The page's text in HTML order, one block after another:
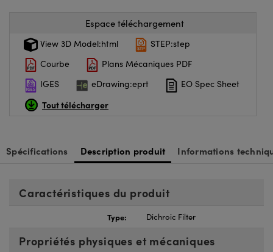
Optiques de SCHOTTEspace téléchargement
View 3D Model:html
STEP:step
Courbe
Plans Mécaniques PDF
IGES
eDrawing:eprt EO Spec Sheet
Tout télécharger
Spécifications Description produit Informations
Caractéristiques du produit
Type: Dichroic Filter
Propriétés physiques et mécaniques